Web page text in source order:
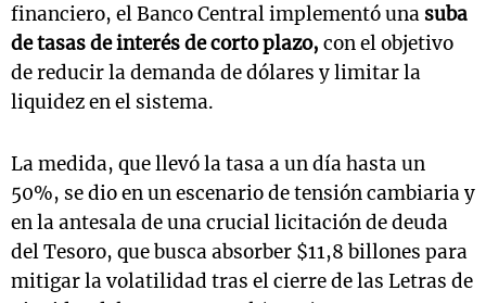
financiero, el Banco Central implementó una suba
de tasas de interés de corto plazo, con el objetivo
de reducir la demanda de dólares y limitar la
liquidez en el sistema.
La medida, que llevó la tasa a un día hasta un
50%, se dio en un escenario de tensión cambiaria y
en la antesala de una crucial licitación de deuda
del Tesoro, que busca absorber $11,8 billones para
mitigar la volatilidad tras el cierre de las Letras de